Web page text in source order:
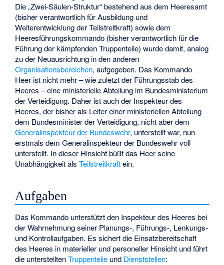
Die „Zwei-Säulen-Struktur“ bestehend aus dem Heeresamt
(bisher verantwortlich für Ausbildung und
Weiterentwicklung der Teilstreitkraft) sowie dem
Heeresführungskommando (bisher verantwortlich für die
Führung der kämpfenden Truppenteile) wurde damit, analog
zu der Neuausrichtung in den anderen
Organisationsbereichen, aufgegeben. Das Kommando
Heer ist nicht mehr – wie zuletzt der Führungsstab des
Heeres – eine ministerielle Abteilung im Bundesministerium
der Verteidigung. Daher ist auch der Inspekteur des
Heeres, der bisher als Leiter einer ministeriellen Abteilung
dem Bundesminister der Verteidigung, nicht aber dem
Generalinspekteur der Bundeswehr, unterstellt war, nun
erstmals dem Generalinspekteur der Bundeswehr voll
unterstellt. In dieser Hinsicht büßt das Heer seine
Unabhängigkeit alsTeilstreitkraftein.
Aufgaben
Das Kommando unterstützt den Inspekteur des Heeres bei
der Wahrnehmung seiner Planungs-, Führungs-, Lenkungs-
und Kontrollaufgaben. Es sichert die Einsatzbereitschaft
des Heeres in materieller und personeller Hinsicht und führt
die unterstelltenTruppenteile und Dienststellen: